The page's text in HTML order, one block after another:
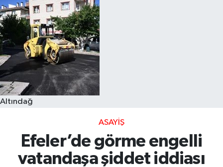
Altındağ
ASAYIŞ
Efeler’de görme engelli
vatandaşa şiddet iddiası